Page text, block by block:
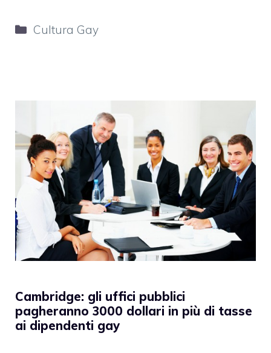
Categorie
Cultura Gay
Cambridge: gli uffici pubblici
pagheranno 3000 dollari in più di tasse
ai dipendenti gay